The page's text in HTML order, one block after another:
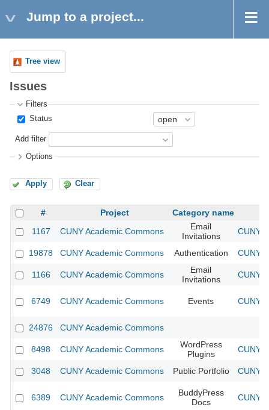
Jump to a project...
Tree view
Issues
Filters
Status
Add filter
Options
Apply Clear
# Project
Category name
1167
CUNY Academic Commons
Email
Invitations
CUNY
19878 CUNY Academic Commons Authentication CUNY
1166 CUNY Academic Commons
Email
Invitations
CUNY
6749 CUNY Academic Commons Events CUNY
24876 CUNY Academic Commons
8498 CUNY Academic Commons
WordPress
Plugins
CUNY
3048 CUNY Academic Commons Public Portfolio CUNY
6389 CUNY Academic Commons
BuddyPress
Docs
CUNY